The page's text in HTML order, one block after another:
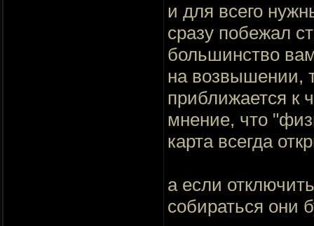
и для всего
сразу побежал
большинство
на возвышении,
приближается к
мнение, что
карта всегда
а если
собираться они